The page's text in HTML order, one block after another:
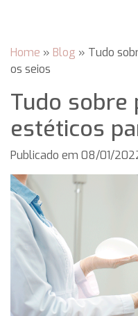
Home » Blog » Tudo
os seios
Tudo sobre
estéticos
Publicado em 08/01/